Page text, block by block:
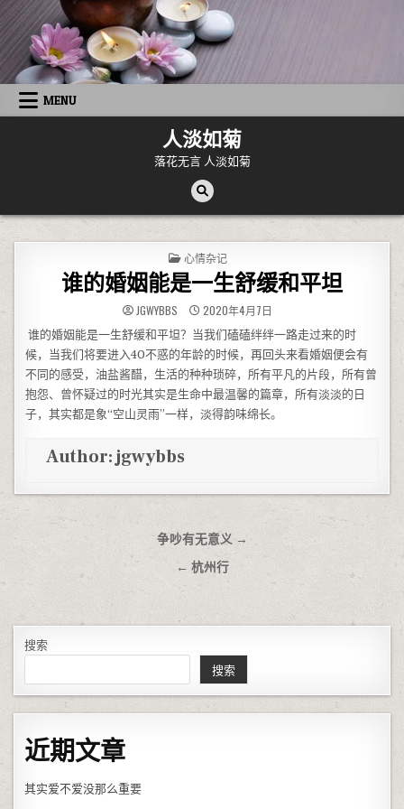
Skip to content
MENU
人淡如菊
落花无言 人淡如菊
POSTED IN
心情杂记
谁的婚姻能是一生舒缓和平坦
JGWYBBS 2020年4月7日
谁的婚姻能是一生舒缓和平坦？当我们磕磕绊绊一路走过来的时
候，当我们将要进入40不惑的年龄的时候，再回头来看婚姻便会有
不同的感受，油盐酱醋，生活的种种琐碎，所有平凡的片段，所有曾
抱怨、曾怀疑过的时光其实是生命中最温馨的篇章，所有淡淡的日
子，其实都是象“空山灵雨”一样，淡得韵味绵长。
Author:jgwybbs
文章导航 争吵有无意义 →
← 杭州行
搜索
搜索
近期文章
其实爱不爱没那么重要